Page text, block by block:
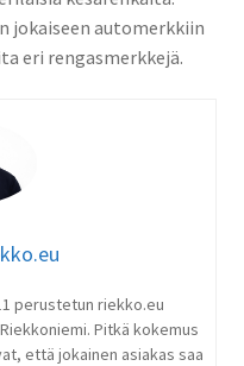
jokaiseen automerkkiin
eri rengasmerkkejä.
perustetun riekko.eu
Pitkä kokemus
että jokainen asiakas saa